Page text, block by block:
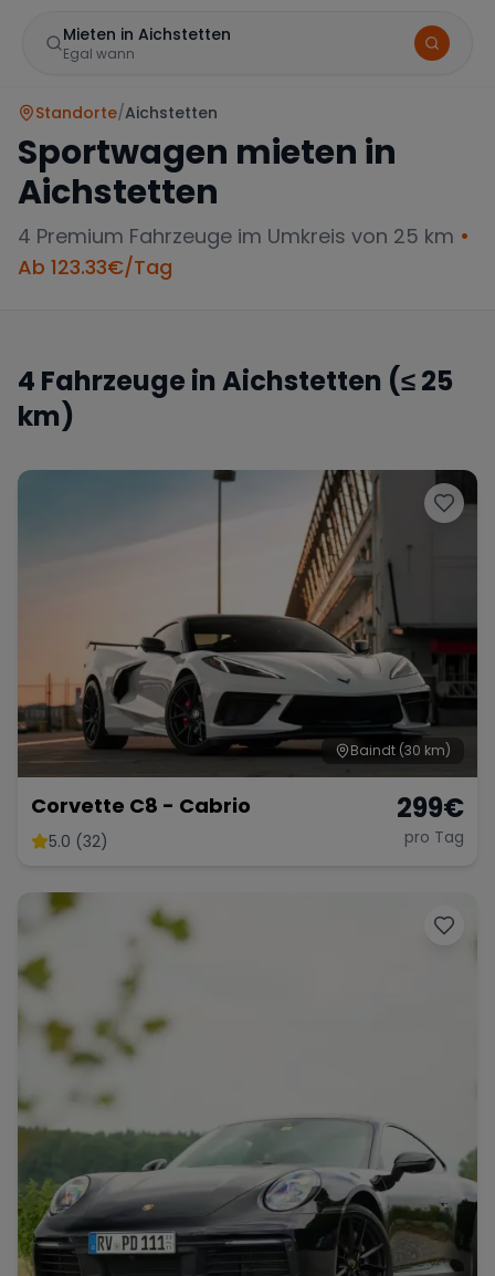
Mieten in Aichstetten
Egal wann
Ferrari
McLaren Jaguar
Tesla Chevrolet Dodge
Standorte/Aichstetten
Sportwagen mieten in
Aichstetten
4 Premium Fahrzeuge im Umkreis von 25 km •
Ab 123.33€/Tag
4 Fahrzeuge in Aichstetten (≤ 25
km)
Baindt (30 km)
Corvette C8 - Cabrio
5.0 (32)
299€
pro Tag